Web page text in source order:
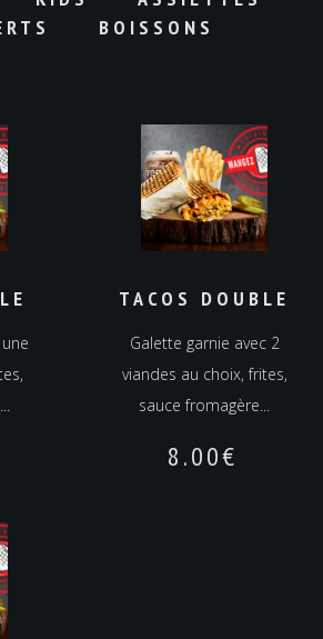
BOISSONS
TACOS DOUBLE
Galette garnie avec 2
viandes au choix, frites,
sauce fromagère...
8.00€